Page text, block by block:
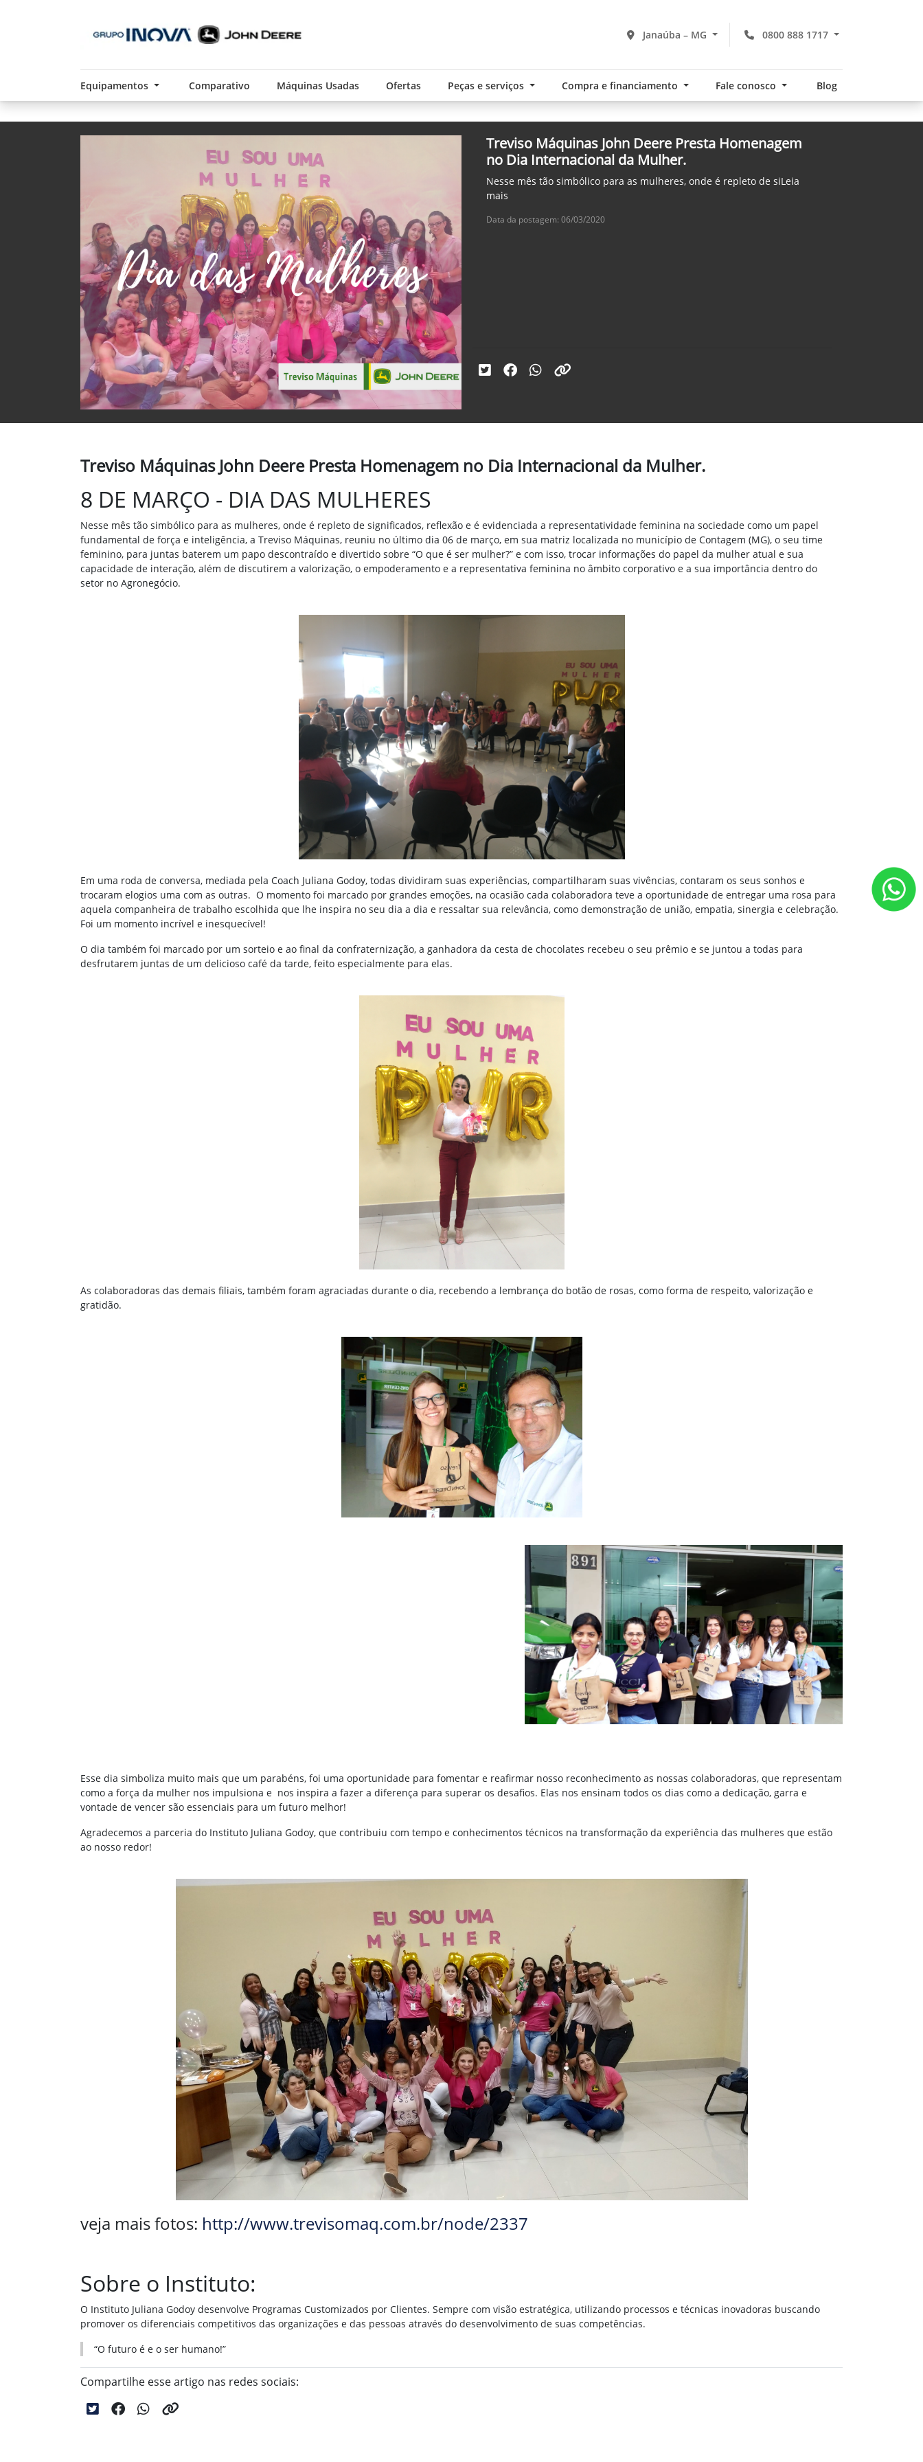
0800 888 1717
Janaúba – MG
Equipamentos Comparativo Máquinas Usadas Ofertas Peças e serviços Compra e financiamento Fale conosco Blog
Treviso Máquinas John Deere Presta Homenagem
no Dia Internacional da Mulher.
Nesse mês tão simbólico para as mulheres, onde é repleto de siLeia
mais
Data da postagem: 06/03/2020
Treviso Máquinas John Deere Presta Homenagem no Dia Internacional da Mulher.
8 DE MARÇO - DIA DAS MULHERES
Nesse mês tão simbólico para as mulheres, onde é repleto de significados, reflexão e é evidenciada a representatividade feminina na sociedade como um papel
fundamental de força e inteligência, a Treviso Máquinas, reuniu no último dia 06 de março, em sua matriz localizada no município de Contagem (MG), o seu time
feminino, para juntas baterem um papo descontraído e divertido sobre “O que é ser mulher?” e com isso, trocar informações do papel da mulher atual e sua
capacidade de interação, além de discutirem a valorização, o empoderamento e a representativa feminina no âmbito corporativo e a sua importância dentro do
setor no Agronegócio.
Em uma roda de conversa, mediada pela Coach Juliana Godoy, todas dividiram suas experiências, compartilharam suas vivências, contaram os seus sonhos e
trocaram elogios uma com as outras. O momento foi marcado por grandes emoções, na ocasião cada colaboradora teve a oportunidade de entregar uma rosa para
aquela companheira de trabalho escolhida que lhe inspira no seu dia a dia e ressaltar sua relevância, como demonstração de união, empatia, sinergia e celebração.
Foi um momento incrível e inesquecível!
O dia também foi marcado por um sorteio e ao final da confraternização, a ganhadora da cesta de chocolates recebeu o seu prêmio e se juntou a todas para
desfrutarem juntas de um delicioso café da tarde, feito especialmente para elas.
As colaboradoras das demais filiais, também foram agraciadas durante o dia, recebendo a lembrança do botão de rosas, como forma de respeito, valorização e
gratidão.
Esse dia simboliza muito mais que um parabéns, foi uma oportunidade para fomentar e reafirmar nosso reconhecimento as nossas colaboradoras, que representam
como a força da mulher nos impulsiona e nos inspira a fazer a diferença para superar os desafios. Elas nos ensinam todos os dias como a dedicação, garra e
vontade de vencer são essenciais para um futuro melhor!
Agradecemos a parceria do Instituto Juliana Godoy, que contribuiu com tempo e conhecimentos técnicos na transformação da experiência das mulheres que estão
ao nosso redor!
veja mais fotos: http://www.trevisomaq.com.br/node/2337
Sobre o Instituto:
O Instituto Juliana Godoy desenvolve Programas Customizados por Clientes. Sempre com visão estratégica, utilizando processos e técnicas inovadoras buscando
promover os diferenciais competitivos das organizações e das pessoas através do desenvolvimento de suas competências.
“O futuro é e o ser humano!”
Compartilhe esse artigo nas redes sociais: